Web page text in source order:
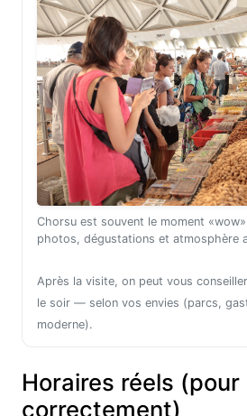
Chorsu est souvent le moment
photos, dégustations et atmosphère
Après la visite, on peut vous
le soir — selon vos envies (parcs,
moderne).
Horaires réels
correctement)